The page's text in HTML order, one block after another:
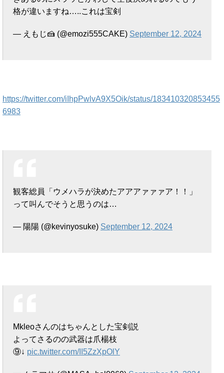
格が違いますね…..これは宝剣
— えもじ🍰 (@emozi555CAKE) September 12, 2024
https://twitter.com/iIhpPwlvA9X5Oik/status/183410320853455
6983
観客総員「ウメハラが決めたアアアァァァア！！」
って叫んでそうと思うのは…
— 陽陽 (@kevinyosuke) September 12, 2024
Mkleoさんのはちゃんとした宝剣説
よってさるのの武器は爪楊枝
⑨↓ pic.twitter.com/II5ZzXpOlY